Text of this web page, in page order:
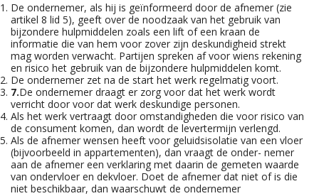
De ondernemer, als hij is geïnformeerd door de afnemer (zie
artikel 8 lid 5), geeft over de noodzaak van het gebruik van
bijzondere hulpmiddelen zoals een lift of een kraan de
informatie die van hem voor zover zijn deskundigheid strekt
mag worden verwacht. Partijen spreken af voor wiens rekening
en risico het gebruik van de bijzondere hulpmiddelen komt.
De ondernemer zet na de start het werk regelmatig voort.
7.De ondernemer draagt er zorg voor dat het werk wordt
verricht door voor dat werk deskundige personen.
Als het werk vertraagt door omstandigheden die voor risico van
de consument komen, dan wordt de levertermijn verlengd.
Als de afnemer wensen heeft voor geluidsisolatie van een vloer
(bijvoorbeeld in appartementen), dan vraagt de onder- nemer
aan de afnemer een verklaring met daarin de gemeten waarde
van ondervloer en dekvloer. Doet de afnemer dat niet of is die
niet beschikbaar, dan waarschuwt de ondernemer